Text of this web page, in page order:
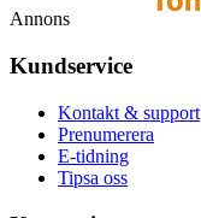
Annons
Kundservice
Kontakt & support
Prenumerera
E-tidning
Tipsa oss